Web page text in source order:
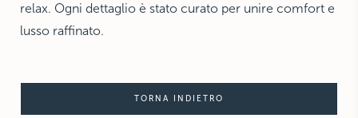
relax. Ogni dettaglio è stato curato per unire comfort e
lusso raffinato.
TORNA INDIETRO